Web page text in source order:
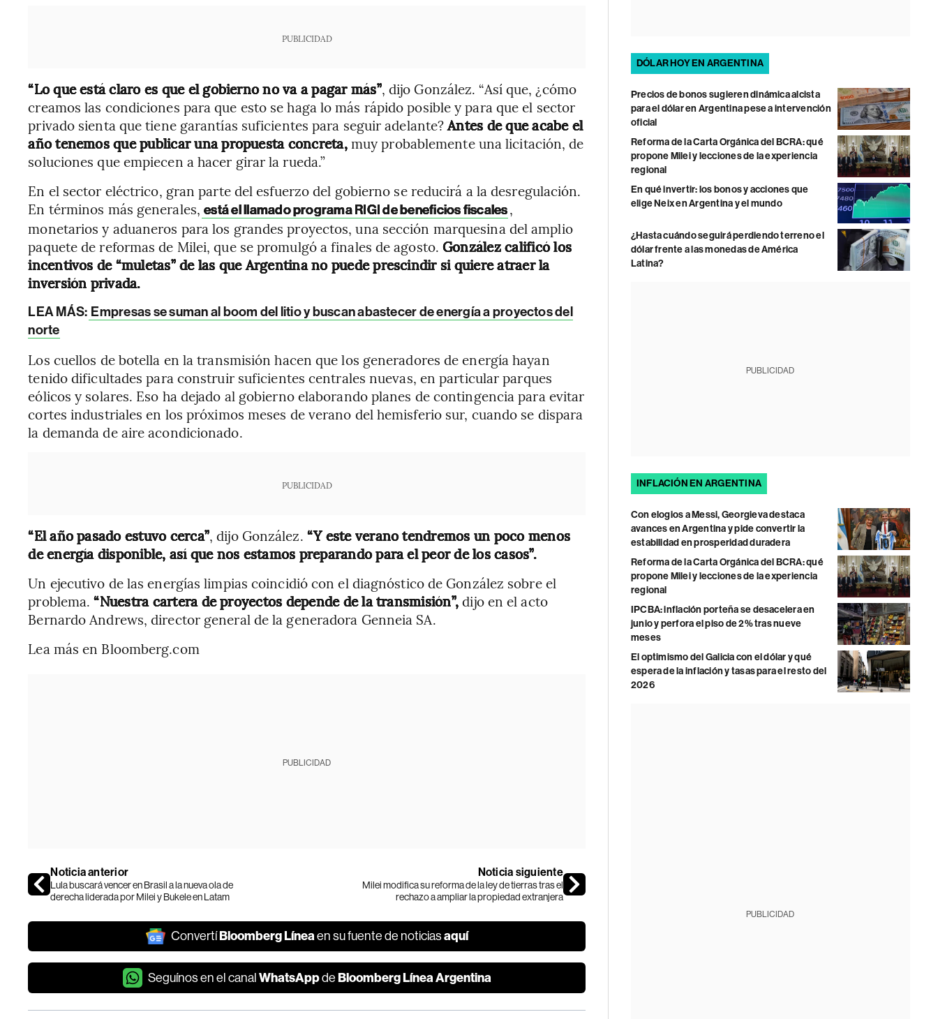
PUBLICIDAD
“Lo que está claro es que el gobierno no va a pagar más”, dijo González. “Así que, ¿cómo
creamos las condiciones para que esto se haga lo más rápido posible y para que el sector
privado sienta que tiene garantías suficientes para seguir adelante?Antes de que acabe el
año tenemos que publicar una propuesta concreta,muy probablemente una licitación, de
soluciones que empiecen a hacer girar la rueda.”
En el sector eléctrico, gran parte del esfuerzo del gobierno se reducirá a la desregulación.
En términos más generales, está el llamado programa RIGI de beneficios fiscales,
monetarios y aduaneros para los grandes proyectos, una sección marquesina del amplio
paquete de reformas de Milei, que se promulgó a finales de agosto.González calificó los
incentivos de “muletas” de las que Argentina no puede prescindir si quiere atraer la
inversión privada.
LEA MÁS: Empresas se suman al boom del litio y buscan abastecer de energía a proyectos del
norte
Los cuellos de botella en la transmisión hacen que los generadores de energía hayan
tenido dificultades para construir suficientes centrales nuevas, en particular parques
eólicos y solares. Eso ha dejado al gobierno elaborando planes de contingencia para evitar
cortes industriales en los próximos meses de verano del hemisferio sur, cuando se dispara
la demanda de aire acondicionado.
PUBLICIDAD
“El año pasado estuvo cerca”, dijo González. “Y este verano tendremos un poco menos
de energía disponible, así que nos estamos preparando para el peor de los casos”.
Un ejecutivo de las energías limpias coincidió con el diagnóstico de González sobre el
problema. “Nuestra cartera de proyectos depende de la transmisión”,dijo en el acto
Bernardo Andrews, director general de la generadora Genneia SA.
Lea más en Bloomberg.com
PUBLICIDAD
Noticia anterior
Lula buscará vencer en Brasil a la nueva ola de
derecha liderada por Milei y Bukele en Latam
Noticia siguiente
Milei modifica su reforma de la ley de tierras tras el
rechazo a ampliar la propiedad extranjera
ConvertíBloomberg Líneaen su fuente de noticiasaquí
Seguínos en el canal WhatsAppde Bloomberg Línea Argentina
DÓLAR HOY EN ARGENTINA
Precios de bonos sugieren dinámica alcista
para el dólar en Argentina pese a intervención
oficial
Reforma de la Carta Orgánica del BCRA: qué
propone Milei y lecciones de la experiencia
regional
En qué invertir: los bonos y acciones que
elige Neix en Argentina y el mundo
¿Hasta cuándo seguirá perdiendo terreno el
dólar frente a las monedas de América
Latina?
PUBLICIDAD
INFLACIÓN EN ARGENTINA
Con elogios a Messi, Georgieva destaca
avances en Argentina y pide convertir la
estabilidad en prosperidad duradera
Reforma de la Carta Orgánica del BCRA: qué
propone Milei y lecciones de la experiencia
regional
IPCBA: inflación porteña se desacelera en
junio y perfora el piso de 2% tras nueve
meses
El optimismo del Galicia con el dólar y qué
espera de la inflación y tasas para el resto del
2026
PUBLICIDAD